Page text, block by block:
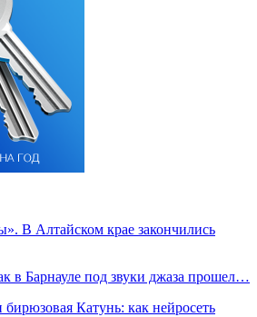
В Алтайском крае закончились
в Барнауле под звуки джаза прошел…
Катунь: как нейросеть